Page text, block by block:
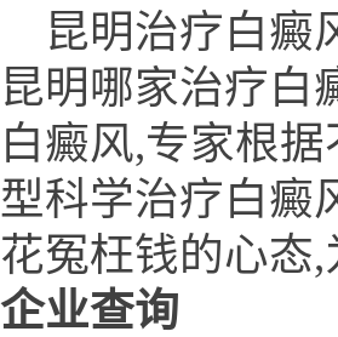
昆明治疗白癜
昆明哪家治疗白
白癜风,专家根
型科学治疗白癜
花冤枉钱的心态
企业查询